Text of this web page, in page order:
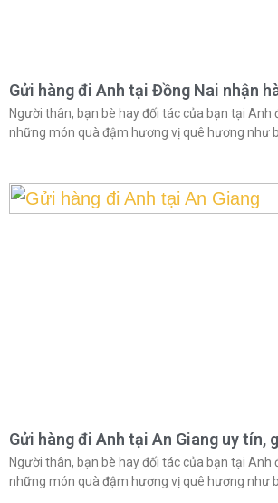
Gửi hàng đi Anh tại Đồng Nai nhận
Người thân, bạn bè hay đối tác của bạn tại Anh
những món quà đậm hương vị quê hương như
Gửi hàng đi Anh tại An Giang uy tín,
Người thân, bạn bè hay đối tác của bạn tại Anh
những món quà đậm hương vị quê hương như